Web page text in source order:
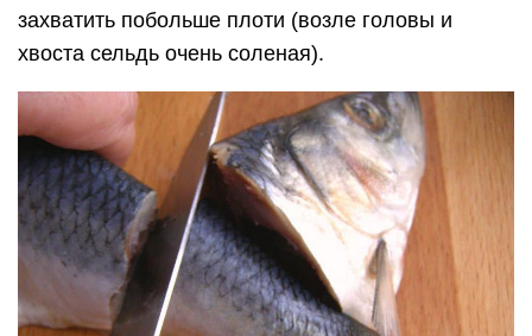
захватить побольше плоти (возле головы и
хвоста сельдь очень соленая).